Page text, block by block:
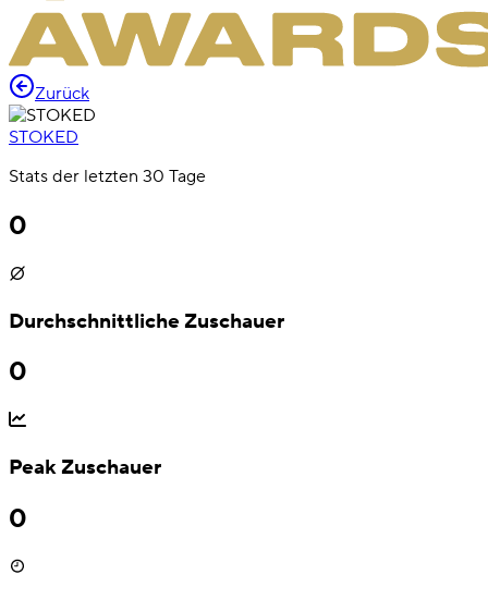
Zurück
STOKED
Stats der letzten 30 Tage
0
Durchschnittliche Zuschauer
0
Peak Zuschauer
0